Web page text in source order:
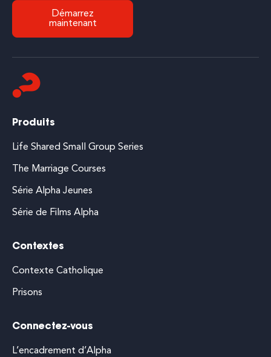
Démarrez
maintenant
Produits
Life Shared Small Group Series
The Marriage Courses
Série Alpha Jeunes
Série de Films Alpha
Contextes
Contexte Catholique
Prisons
Connectez-vous
L’encadrement d’Alpha